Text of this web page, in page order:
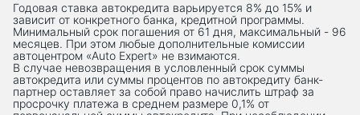
Годовая ставка автокредита варьируется 8% до 15% и
зависит от конкретного банка, кредитной программы.
Минимальный срок погашения от 61 дня, максимальный - 96
месяцев. При этом любые дополнительные комиссии
автоцентром «Auto Expert» не взимаются.
В случае невозвращения в условленный срок суммы
автокредита или суммы процентов по автокредиту банк-
партнер оставляет за собой право начислить штраф за
просрочку платежа в среднем размере 0,1% от